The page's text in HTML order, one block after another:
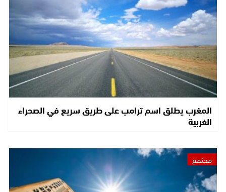
المغرب يطلق اسم ترامب على طريق سريع في الصحراء
الغربية
مجتمع